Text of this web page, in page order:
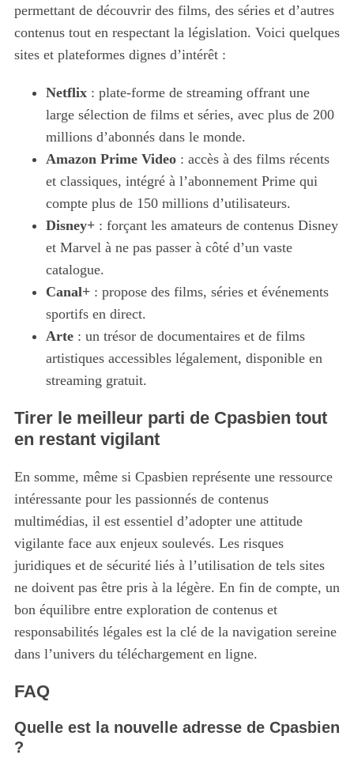
permettant de découvrir des films, des séries et d’autres
contenus tout en respectant la législation. Voici quelques
sites et plateformes dignes d’intérêt :
Netflix: plate-forme de streaming offrant une
large sélection de films et séries, avec plus de 200
millions d’abonnés dans le monde.
Amazon Prime Video: accès à des films récents
et classiques, intégré à l’abonnement Prime qui
compte plus de 150 millions d’utilisateurs.
Disney+: forçant les amateurs de contenus Disney
et Marvel à ne pas passer à côté d’un vaste
catalogue.
Canal+: propose des films, séries et événements
sportifs en direct.
Arte: un trésor de documentaires et de films
artistiques accessibles légalement, disponible en
streaming gratuit.
Tirer le meilleur parti de Cpasbien tout
en restant vigilant
En somme, même si Cpasbien représente une ressource
intéressante pour les passionnés de contenus
multimédias, il est essentiel d’adopter une attitude
vigilante face aux enjeux soulevés. Les risques
juridiques et de sécurité liés à l’utilisation de tels sites
ne doivent pas être pris à la légère. En fin de compte, un
bon équilibre entre exploration de contenus et
responsabilités légales est la clé de la navigation sereine
dans l’univers du téléchargement en ligne.
FAQ
Quelle est la nouvelle adresse de Cpasbien
?